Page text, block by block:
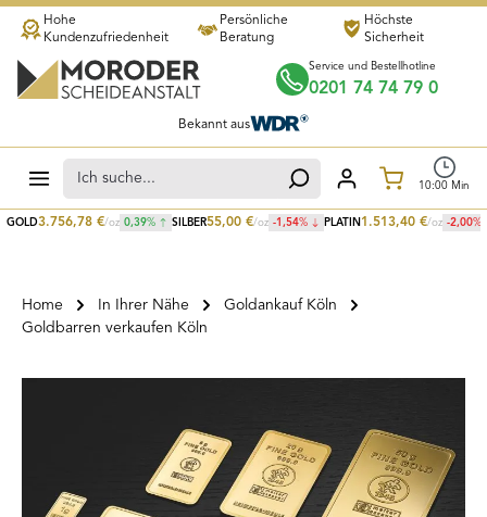
Zum Hauptinhalt springen
GOLD3.756,78 €/oz 0,39% SILBER55,00 €/oz -1,54% PLATIN 1.513,40 €/oz -2,00%
Hohe
Kundenzufriedenheit
Persönliche
Beratung
Höchste
Sicherheit
Service und Bestellhotline
0201 74 74 79 0
Bekannt aus
10:00 Min
Home In Ihrer Nähe
Goldankauf Köln
Goldbarren verkaufen Köln